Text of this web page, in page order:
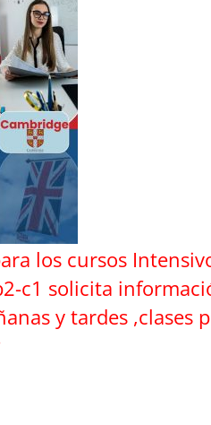
los cursos
c1 solicita
y tardes ,clases